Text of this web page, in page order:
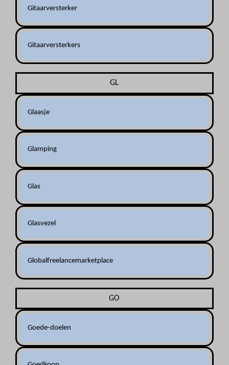
Gitaarversterker
Gitaarversterkers
GL
Glaasje
Glamping
Glas
Glasvezel
Globalfreelancemarketplace
GO
Goede-doelen